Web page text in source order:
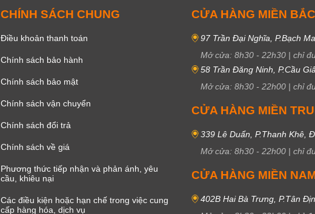
CHÍNH SÁCH CHUNG
Điều khoản thanh toán
Chính sách bảo hành
Chính sách bảo mật
Chính sách vận chuyển
Chính sách đổi trả
Chính sách về giá
Phương thức tiếp nhận và phản ánh, yêu
cầu, khiêu nại
Các điều kiện hoặc hạn chế trong việc cung
cấp hàng hóa, dịch vụ
CỬA HÀNG MIỀN BẮC
97 Trần Đại Nghĩa, P.Bạch
Mở cửa: 8h30 - 22h30 | chỉ
58 Trần Đăng Ninh, P.Cầu
Mở cửa: 8h30 - 22h00 | chỉ
CỬA HÀNG MIỀN
339 Lê Duẩn, P.Thanh Khê,
Mở cửa: 8h30 - 22h00 | chỉ
CỬA HÀNG MIỀN
402B Hai Bà Trưng, P.Tân